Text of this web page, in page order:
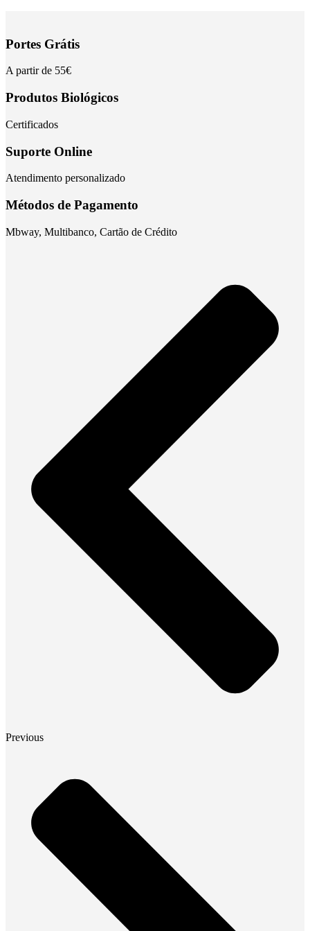
Portes Grátis
A partir de 55€
Produtos Biológicos
Certificados
Suporte Online
Atendimento personalizado
Métodos de Pagamento
Mbway, Multibanco, Cartão de Crédito
Previous